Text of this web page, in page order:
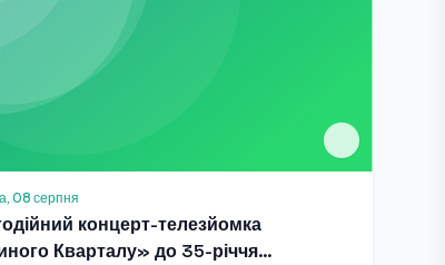
08 серпня
концерт-телезйомка
Кварталу» до 35-річчя